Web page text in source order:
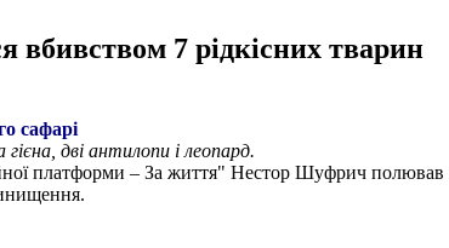
7 рідкісних тварин
сафарі
дві антилопи і леопард.
платформи – За життя" Нестор Шуфрич